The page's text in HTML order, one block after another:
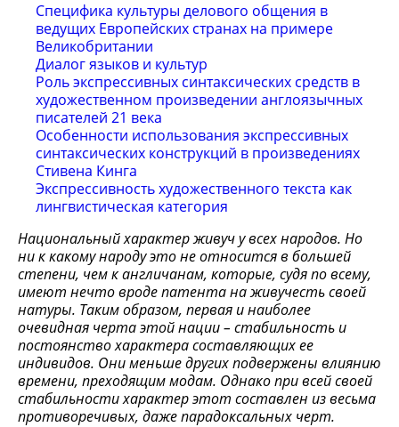
Специфика культуры делового общения в
ведущих Европейских странах на примере
Великобритании
Диалог языков и культур
Роль экспрессивных синтаксических средств в
художественном произведении англоязычных
писателей 21 века
Особенности использования экспрессивных
синтаксических конструкций в произведениях
Стивена Кинга
Экспрессивность художественного текста как
лингвистическая категория
Национальный характер живуч у всех народов. Но
ни к какому народу это не относится в большей
степени, чем к англичанам, которые, судя по всему,
имеют нечто вроде патента на живучесть своей
натуры. Таким образом, первая и наиболее
очевидная черта этой нации – стабильность и
постоянство характера составляющих ее
индивидов. Они меньше других подвержены влиянию
времени, преходящим модам. Однако при всей своей
стабильности характер этот составлен из весьма
противоречивых, даже парадоксальных черт.